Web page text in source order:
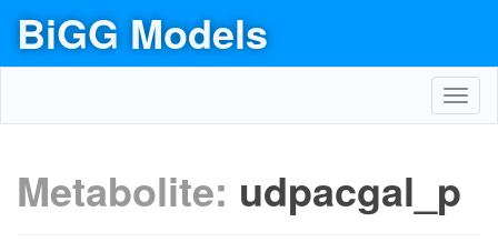
BiGG Models
Metabolite: udpacgal_p